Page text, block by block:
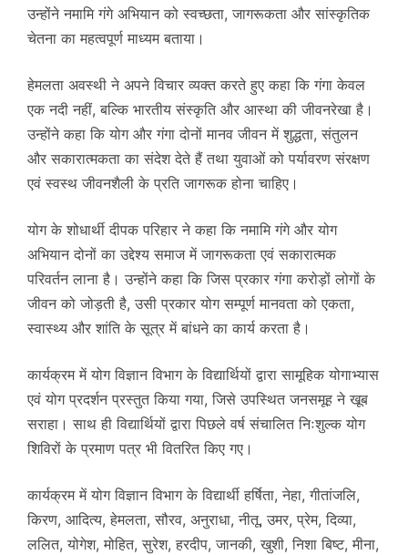
उन्होंने नमामि गंगे अभियान को स्वच्छता, जागरूकता और सांस्कृतिक
चेतना का महत्वपूर्ण माध्यम बताया।
हेमलता अवस्थी ने अपने विचार व्यक्त करते हुए कहा कि गंगा केवल
एक नदी नहीं, बल्कि भारतीय संस्कृति और आस्था की जीवनरेखा है।
उन्होंने कहा कि योग और गंगा दोनों मानव जीवन में शुद्धता, संतुलन
और सकारात्मकता का संदेश देते हैं तथा युवाओं को पर्यावरण संरक्षण
एवं स्वस्थ जीवनशैली के प्रति जागरूक होना चाहिए।
योग के शोधार्थी दीपक परिहार ने कहा कि नमामि गंगे और योग
अभियान दोनों का उद्देश्य समाज में जागरूकता एवं सकारात्मक
परिवर्तन लाना है। उन्होंने कहा कि जिस प्रकार गंगा करोड़ों लोगों के
जीवन को जोड़ती है, उसी प्रकार योग सम्पूर्ण मानवता को एकता,
स्वास्थ्य और शांति के सूत्र में बांधने का कार्य करता है।
कार्यक्रम में योग विज्ञान विभाग के विद्यार्थियों द्वारा सामूहिक योगाभ्यास
एवं योग प्रदर्शन प्रस्तुत किया गया, जिसे उपस्थित जनसमूह ने खूब
सराहा। साथ ही विद्यार्थियों द्वारा पिछले वर्ष संचालित निःशुल्क योग
शिविरों के प्रमाण पत्र भी वितरित किए गए।
कार्यक्रम में योग विज्ञान विभाग के विद्यार्थी हर्षिता, नेहा, गीतांजलि,
किरण, आदित्य, हेमलता, सौरव, अनुराधा, नीतू, उमर, प्रेम, दिव्या,
ललित, योगेश, मोहित, सुरेश, हरदीप, जानकी, खुशी, निशा बिष्ट, मीना,